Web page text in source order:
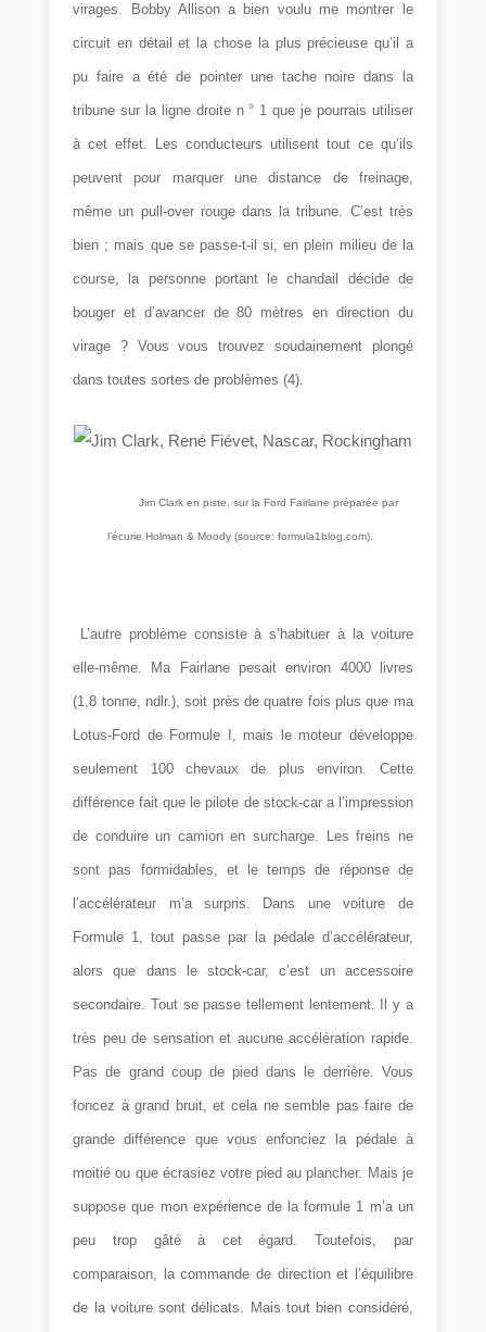
virages. Bobby Allison a bien voulu me montrer le
circuit en détail et la chose la plus précieuse qu’il a
pu faire a été de pointer une tache noire dans la
tribune sur la ligne droite n ° 1 que je pourrais utiliser
à cet effet. Les conducteurs utilisent tout ce qu’ils
peuvent pour marquer une distance de freinage,
même un pull-over rouge dans la tribune. C’est très
bien ; mais que se passe-t-il si, en plein milieu de la
course, la personne portant le chandail décide de
bouger et d’avancer de 80 mètres en direction du
virage ? Vous vous trouvez soudainement plongé
dans toutes sortes de problèmes(4).
Jim Clark en piste, sur la Ford Fairlane préparée par
l’écurie Holman & Moody (source: formula1blog.com).
L’autre problème consiste à s’habituer à la voiture
elle-même. Ma Fairlane pesait environ 4000 livres
(1,8 tonne, ndlr.), soit près de quatre fois plus que ma
Lotus-Ford de Formule I, mais le moteur développe
seulement 100 chevaux de plus environ. Cette
différence fait que le pilote de stock-car a l’impression
de conduire un camion en surcharge. Les freins ne
sont pas formidables, et le temps de réponse de
l’accélérateur m’a surpris. Dans une voiture de
Formule 1, tout passe par la pédale d’accélérateur,
alors que dans le stock-car, c’est un accessoire
secondaire. Tout se passe tellement lentement. Il y a
très peu de sensation et aucune accélération rapide.
Pas de grand coup de pied dans le derrière. Vous
foncez à grand bruit, et cela ne semble pas faire de
grande différence que vous enfonciez la pédale à
moitié ou que écrasiez votre pied au plancher. Mais je
suppose que mon expérience de la formule 1 m’a un
peu trop gâté à cet égard. Toutefois, par
comparaison, la commande de direction et l’équilibre
de la voiture sont délicats. Mais tout bien considéré,